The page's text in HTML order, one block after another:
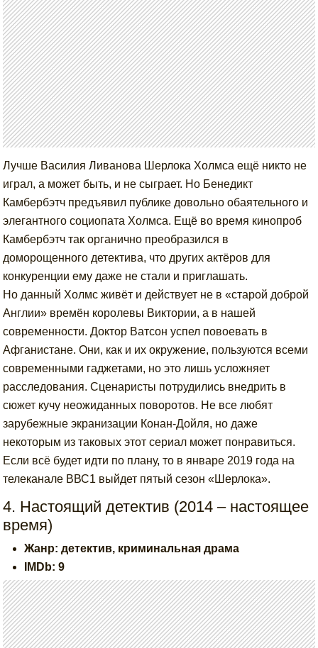
Лучше Василия Ливанова Шерлока Холмса ещё никто не
играл, а может быть, и не сыграет. Но Бенедикт
Камбербэтч предъявил публике довольно обаятельного и
элегантного социопата Холмса. Ещё во время кинопроб
Камбербэтч так органично преобразился в
доморощенного детектива, что других актёров для
конкуренции ему даже не стали и приглашать.
Но данный Холмс живёт и действует не в «старой доброй
Англии» времён королевы Виктории, а в нашей
современности. Доктор Ватсон успел повоевать в
Афганистане. Они, как и их окружение, пользуются всеми
современными гаджетами, но это лишь усложняет
расследования. Сценаристы потрудились внедрить в
сюжет кучу неожиданных поворотов. Не все любят
зарубежные экранизации Конан-Дойля, но даже
некоторым из таковых этот сериал может понравиться.
Если всё будет идти по плану, то в январе 2019 года на
телеканале ВВС1 выйдет пятый сезон «Шерлока».
4. Настоящий детектив (2014 – настоящее
время)
Жанр: детектив, криминальная драма
IMDb: 9